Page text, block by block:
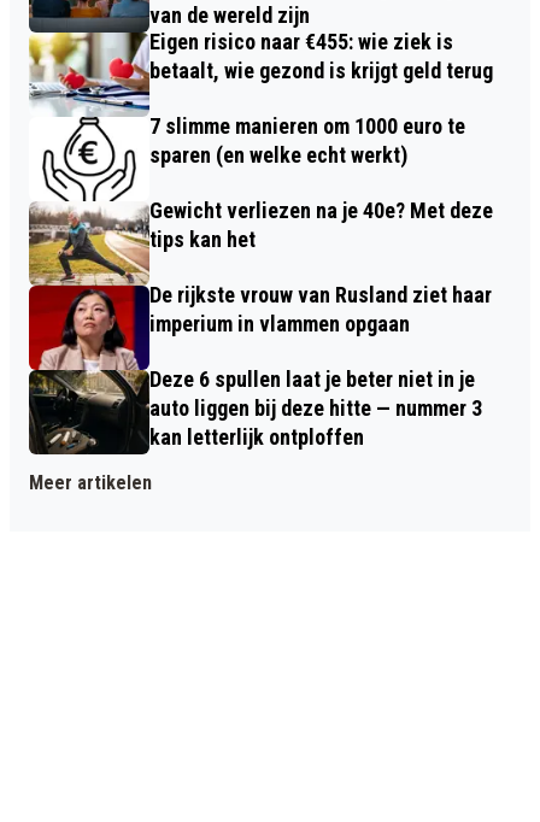
van de wereld zijn
Eigen risico naar €455: wie ziek is
betaalt, wie gezond is krijgt geld terug
7 slimme manieren om 1000 euro te
sparen (en welke echt werkt)
Gewicht verliezen na je 40e? Met deze
tips kan het
De rijkste vrouw van Rusland ziet haar
imperium in vlammen opgaan
Deze 6 spullen laat je beter niet in je
auto liggen bij deze hitte — nummer 3
kan letterlijk ontploffen
Meer artikelen